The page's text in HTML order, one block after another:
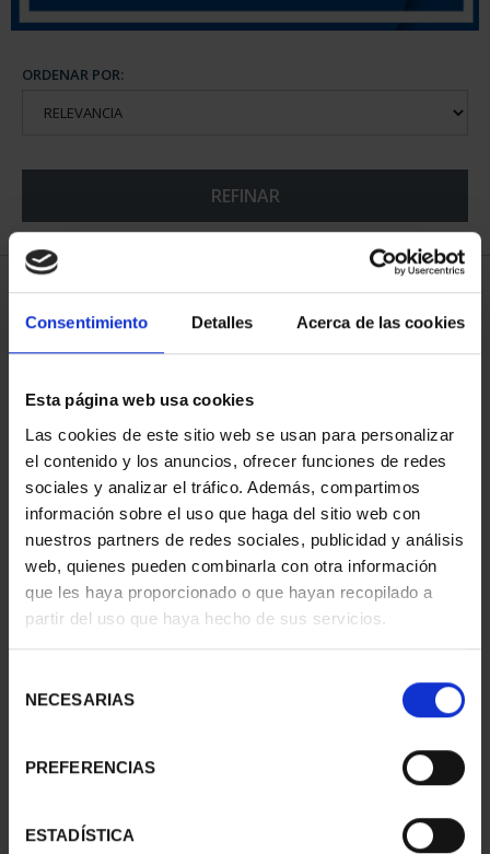
Consentimiento Detalles Acerca de las cookies
Esta página web usa cookies
Las cookies de este sitio web se usan para personalizar
el contenido y los anuncios, ofrecer funciones de redes
sociales y analizar el tráfico. Además, compartimos
información sobre el uso que haga del sitio web con
nuestros partners de redes sociales, publicidad y análisis
web, quienes pueden combinarla con otra información
que les haya proporcionado o que hayan recopilado a
partir del uso que haya hecho de sus servicios.
NECESARIAS
PREFERENCIAS
ESTADÍSTICA
ORDENAR POR:
REFINAR
5 Productos encontrados
SUSCRIPCIÓN
CAPITALES DE
PROVINCIA 1
949,00 €
Sólo para usuarios
registrados
SUSCRIPCIÓN
CAPITALES DE
PROVINCIA 2
949,00 €
Sólo para usuarios
registrados